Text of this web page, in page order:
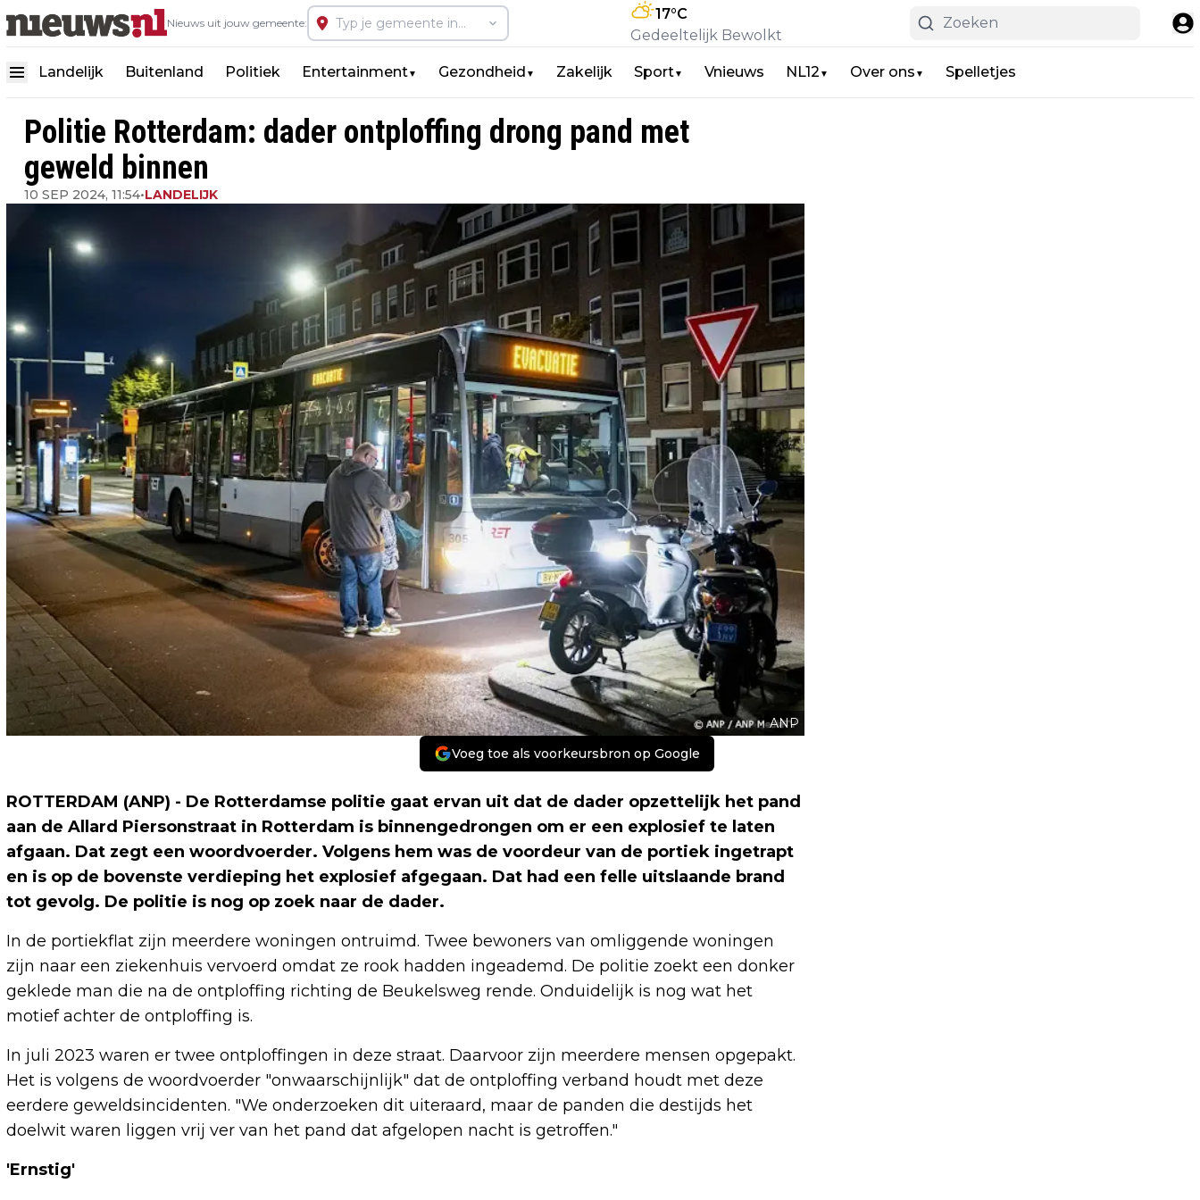
Nieuws uit jouw gemeente:
17°C
Gedeeltelijk Bewolkt
Landelijk Buitenland Politiek Entertainment▼ Gezondheid ▼ Zakelijk Sport▼ Vnieuws NL12 ▼ Over ons ▼ Spelletjes
Politie Rotterdam: dader ontploffing drong pand met
geweld binnen
10 SEP 2024, 11:54•LANDELIJK
ANP
Voeg toe als voorkeursbron op Google
ROTTERDAM (ANP) - De Rotterdamse politie gaat ervan uit dat de dader opzettelijk het pand
aan de Allard Piersonstraat in Rotterdam is binnengedrongen om er een explosief te laten
afgaan. Dat zegt een woordvoerder. Volgens hem was de voordeur van de portiek ingetrapt
en is op de bovenste verdieping het explosief afgegaan. Dat had een felle uitslaande brand
tot gevolg. De politie is nog op zoek naar de dader.
In de portiekflat zijn meerdere woningen ontruimd. Twee bewoners van omliggende woningen
zijn naar een ziekenhuis vervoerd omdat ze rook hadden ingeademd. De politie zoekt een donker
geklede man die na de ontploffing richting de Beukelsweg rende. Onduidelijk is nog wat het
motief achter de ontploffing is.
In juli 2023 waren er twee ontploffingen in deze straat. Daarvoor zijn meerdere mensen opgepakt.
Het is volgens de woordvoerder "onwaarschijnlijk" dat de ontploffing verband houdt met deze
eerdere geweldsincidenten. "We onderzoeken dit uiteraard, maar de panden die destijds het
doelwit waren liggen vrij ver van het pand dat afgelopen nacht is getroffen."
'Ernstig'